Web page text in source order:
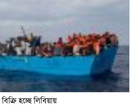
হচ্ছে লিবিয়ায়